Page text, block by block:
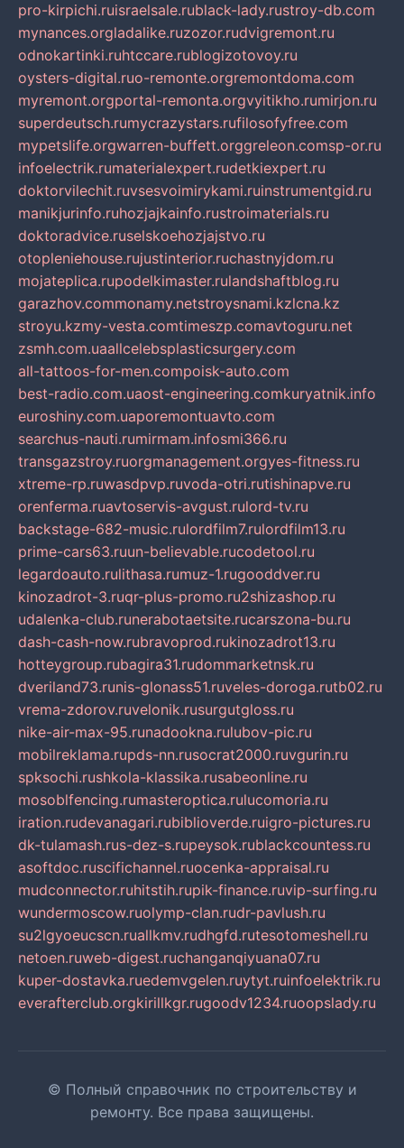
pro-kirpichi.ruisraelsale.rublack-lady.rustroy-db.com
mynances.orgladalike.ruzozor.rudvigremont.ru
odnokartinki.ruhtccare.rublogizotovoy.ru
oysters-digital.ruo-remonte.orgremontdoma.com
myremont.orgportal-remonta.orgvyitikho.rumirjon.ru
superdeutsch.rumycrazystars.rufilosofyfree.com
mypetslife.orgwarren-buffett.orggreleon.comsp-or.ru
infoelectrik.rumaterialexpert.rudetkiexpert.ru
doktorvilechit.ruvsesvoimirykami.ruinstrumentgid.ru
manikjurinfo.ruhozjajkainfo.rustroimaterials.ru
doktoradvice.ruselskoehozjajstvo.ru
otopleniehouse.rujustinterior.ruchastnyjdom.ru
mojateplica.rupodelkimaster.rulandshaftblog.ru
garazhov.commonamy.netstroysnami.kzlcna.kz
stroyu.kzmy-vesta.comtimeszp.comavtoguru.net
zsmh.com.uaallcelebsplasticsurgery.com
all-tattoos-for-men.compoisk-auto.com
best-radio.com.uaost-engineering.comkuryatnik.info
euroshiny.com.uaporemontuavto.com
searchus-nauti.rumirmam.infosmi366.ru
transgazstroy.ruorgmanagement.orgyes-fitness.ru
xtreme-rp.ruwasdpvp.ruvoda-otri.rutishinapve.ru
orenferma.ruavtoservis-avgust.rulord-tv.ru
backstage-682-music.rulordfilm7.rulordfilm13.ru
prime-cars63.ruun-believable.rucodetool.ru
legardoauto.rulithasa.rumuz-1.rugooddver.ru
kinozadrot-3.ruqr-plus-promo.ru2shizashop.ru
udalenka-club.runerabotaetsite.rucarszona-bu.ru
dash-cash-now.rubravoprod.rukinozadrot13.ru
hotteygroup.rubagira31.rudommarketnsk.ru
dveriland73.runis-glonass51.ruveles-doroga.rutb02.ru
vrema-zdorov.ruvelonik.rusurgutgloss.ru
nike-air-max-95.runadookna.rulubov-pic.ru
mobilreklama.rupds-nn.rusocrat2000.ruvgurin.ru
spksochi.rushkola-klassika.rusabeonline.ru
mosoblfencing.rumasteroptica.rulucomoria.ru
iration.rudevanagari.rubiblioverde.ruigro-pictures.ru
dk-tulamash.rus-dez-s.rupeysok.rublackcountess.ru
asoftdoc.ruscifichannel.ruocenka-appraisal.ru
mudconnector.ruhitstih.rupik-finance.ruvip-surfing.ru
wundermoscow.ruolymp-clan.rudr-pavlush.ru
su2lgyoeucscn.ruallkmv.rudhgfd.rutesotomeshell.ru
netoen.ruweb-digest.ruchanganqiyuana07.ru
kuper-dostavka.ruedemvgelen.ruytyt.ruinfoelektrik.ru
everafterclub.orgkirillkgr.rugoodv1234.ruoopslady.ru
© Полный справочник по строительству и
ремонту. Все права защищены.